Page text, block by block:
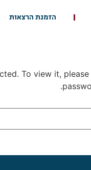
הזמנת הרצאות
To view it,